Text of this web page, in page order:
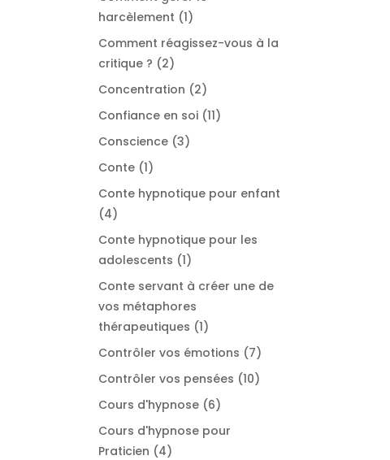
harcèlement
11
produit
Comment réagissez-vous à la
critique ?
22
produits
Concentration 22
produits
Confiance en soi 1111
Conscience 33
Conte 11
produit
Conte hypnotique pour enfant
44
produits
Conte hypnotique pour les
adolescents
11
produit
Conte servant à créer une de
vos métaphores
thérapeutiques
11
produit
Contrôler vos émotions 77
produits
Contrôler vos pensées 1010
Cours d'hypnose 66
Cours d'hypnose pour
Praticien
44